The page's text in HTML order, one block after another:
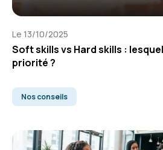
Le 13/10/2025
Soft skills vs Hard skills :
priorité ?
Nos conseils